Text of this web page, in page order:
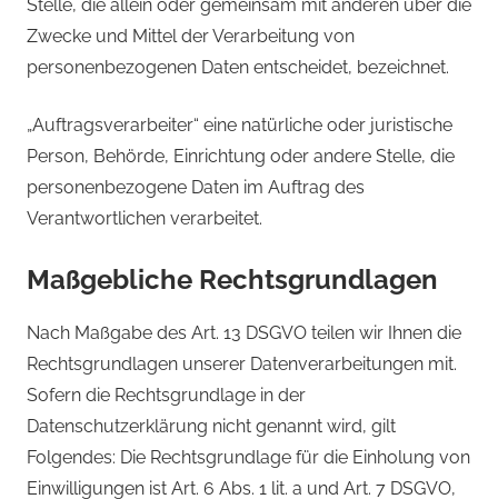
Stelle, die allein oder gemeinsam mit anderen über die
Zwecke und Mittel der Verarbeitung von
personenbezogenen Daten entscheidet, bezeichnet.
„Auftragsverarbeiter“ eine natürliche oder juristische
Person, Behörde, Einrichtung oder andere Stelle, die
personenbezogene Daten im Auftrag des
Verantwortlichen verarbeitet.
Maßgebliche Rechtsgrundlagen
Nach Maßgabe des Art. 13 DSGVO teilen wir Ihnen die
Rechtsgrundlagen unserer Datenverarbeitungen mit.
Sofern die Rechtsgrundlage in der
Datenschutzerklärung nicht genannt wird, gilt
Folgendes: Die Rechtsgrundlage für die Einholung von
Einwilligungen ist Art. 6 Abs. 1 lit. a und Art. 7 DSGVO,